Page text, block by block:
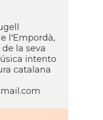
l'Empordà,
la seva
intento
catalana